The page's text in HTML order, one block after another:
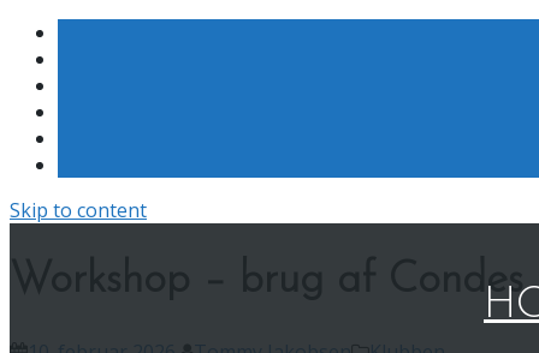
Skip to content
Workshop – brug af